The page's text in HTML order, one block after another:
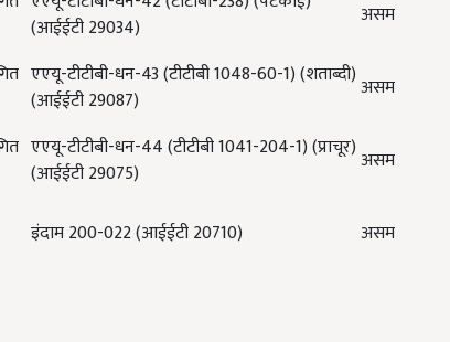
(आईईटी29034) असम
एएयू-टीटीबी-धन-43 (टीटीबी1048-60-1) (शताब्दी)
(आईईटी29087) असम
एएयू-टीटीबी-धन-44 (टीटीबी1041-204-1) (प्राचूर)
(आईईटी29075) असम
इंदाम 200-022 (आईईटी20710) असम